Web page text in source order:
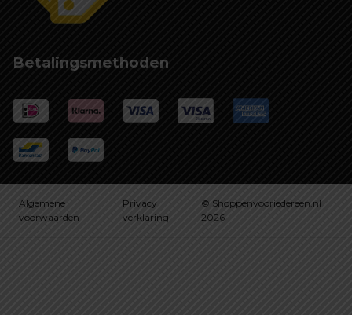
Betalingsmethoden
Algemene
voorwaarden
Privacy
verklaring
© Shoppenvooriedereen.nl
2026